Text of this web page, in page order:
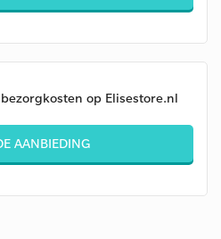
op Elisestore.nl
AANBIEDING